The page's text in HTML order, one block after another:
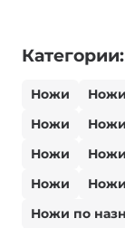
Категории:
Ножи
Ножи
Ножи
Ножи
Ножи
Ножи по